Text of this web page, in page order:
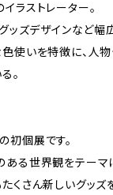
ラストレーター。
ッズデザインなど幅
色使いを特徴に、人
。
初個展です。
る世界観をテーマ
くさん新しいグッズ